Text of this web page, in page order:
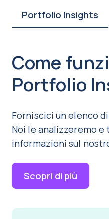
Portfolio Insights
Come
Portfolio
Forniscici un elenco
Noi le analizzeremo
informazioni sul
Scopri di più